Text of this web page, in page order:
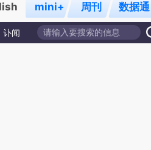
mini+ 周刊 数据通
讣闻